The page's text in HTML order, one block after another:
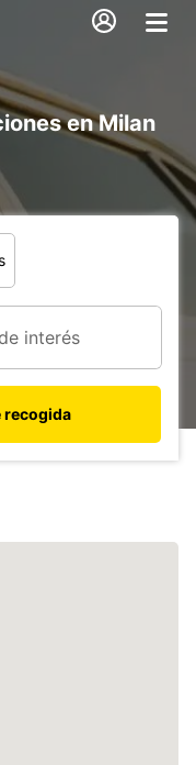
en Milan
recogida